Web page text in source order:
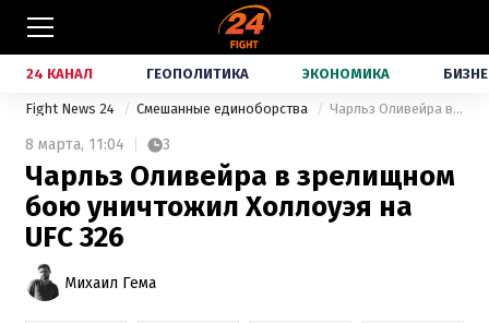
24 КАНАЛ ГЕОПОЛИТИКА ЭКОНОМИКА
Fight News 24 Смешанные единоборства Чарльз Оливейра в зрелищном бою уничтожил Холлоуэя на UFC 326
8 марта, 11:04 3
Чарльз Оливейра в зрелищном
бою уничтожил Холлоуэя на
UFC 326
Михаил Гема